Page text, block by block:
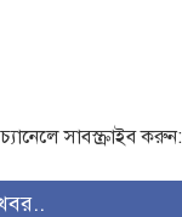
সাবস্ক্রাইব করুন: